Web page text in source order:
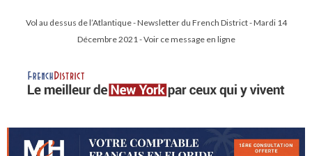
Vol au dessus de l’Atlantique - Newsletter du French District - Mardi 14
Décembre 2021 - Voir ce message en ligne